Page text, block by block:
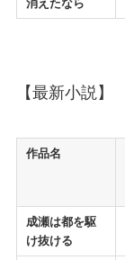
消えたなら
【最新小説】
作品名
成瀬は都を駆
け抜ける